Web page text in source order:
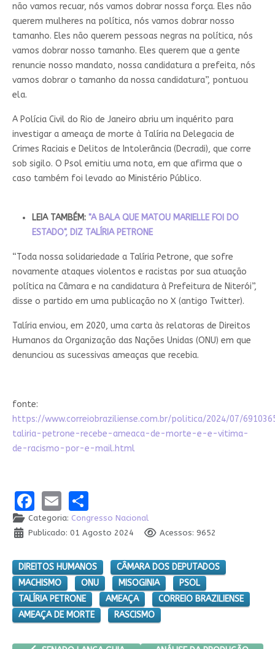
não vamos recuar, nós vamos dobrar nossa força. Eles não
querem mulheres na política, nós vamos dobrar nosso
tamanho. Eles não querem pessoas negras na política, nós
vamos dobrar nosso tamanho. Eles querem que a gente
renuncie nosso mandato, nossa candidatura a prefeita, nós
vamos dobrar o tamanho da nossa candidatura”, pontuou
ela.
A Polícia Civil do Rio de Janeiro abriu um inquérito para
investigar a ameaça de morte à Talíria na Delegacia de
Crimes Raciais e Delitos de Intolerância (Decradi), que corre
sob sigilo. O Psol emitiu uma nota, em que afirma que o
caso também foi levado ao Ministério Público.
LEIA TAMBÉM: "A BALA QUE MATOU MARIELLE FOI DO
ESTADO", DIZ TALÍRIA PETRONE
“Toda nossa solidariedade a Talíria Petrone, que sofre
novamente ataques violentos e racistas por sua atuação
política na Câmara e na candidatura à Prefeitura de Niterói”,
disse o partido em uma publicação no X (antigo Twitter).
Talíria enviou, em 2020, uma carta às relatoras de Direitos
Humanos da Organização das Nações Unidas (ONU) em que
denunciou as sucessivas ameaças que recebia.
fonte:
https://www.correiobraziliense.com.br/politica/2024/07/
taliria-petrone-recebe-ameaca-de-morte-e-e-vitima-
de-racismo-por-e-mail.html
Facebook
EmailShare
Categoria: Congresso Nacional
Publicado: 01 Agosto 2024
Acessos: 9652
DIREITOS HUMANOS
CÂMARA DOS DEPUTADOS
MACHISMO
ONU MISOGINIA
PSOL
TALÍRIA PETRONE
AMEAÇA
CORREIO BRAZILIENSE
AMEAÇA DE MORTE
RASCISMO